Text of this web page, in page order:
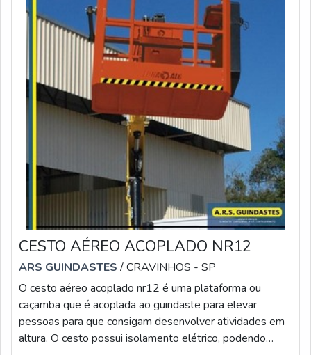
CESTO AÉREO ACOPLADO NR12
ARS GUINDASTES/ CRAVINHOS - SP
O cesto aéreo acoplado nr12 é uma plataforma ou
caçamba que é acoplada ao guindaste para elevar
pessoas para que consigam desenvolver atividades em
altura. O cesto possui isolamento elétrico, podendo